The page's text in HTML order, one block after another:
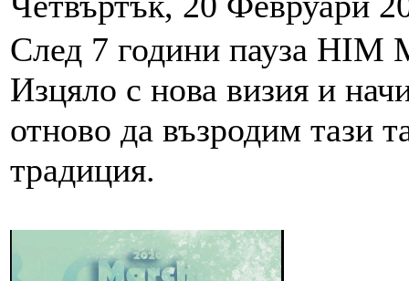
След 7 години пауза HIM
Изцяло с нова визия и
отново да възродим тази
традиция.